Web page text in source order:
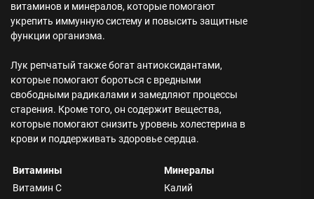
витаминов и минералов, которые помогают
укрепить иммунную систему и повысить защитные
функции организма.
Лук репчатый также богат антиоксидантами,
которые помогают бороться с вредными
свободными радикалами и замедляют процессы
старения. Кроме того, он содержит вещества,
которые помогают снизить уровень холестерина в
крови и поддерживать здоровье сердца.
Витамины
Минералы
Витамин C
Калий